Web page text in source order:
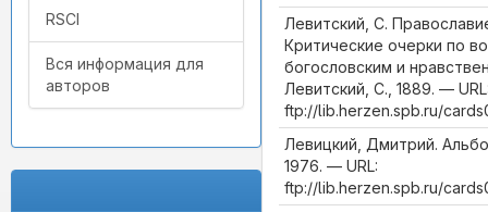
RSCI
Вся информация для
авторов
Левитский, С.
Критические очерки по
богословским и
Левитский, С., 1889. —
ftp://lib.herzen.spb.ru/
Левицкий, Дмитрий.
1976. — URL:
ftp://lib.herzen.spb.ru/